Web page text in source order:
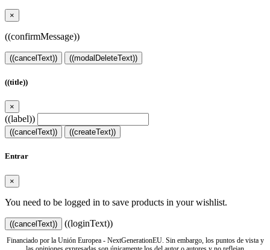
×
((confirmMessage))
((cancelText)) ((modalDeleteText))
((title))
×
((label))
((cancelText)) ((createText))
Entrar
×
You need to be logged in to save products in your wishlist.
((cancelText)) ((loginText))
Financiado por la Unión Europea - NextGenerationEU. Sin embargo, los puntos de vista y